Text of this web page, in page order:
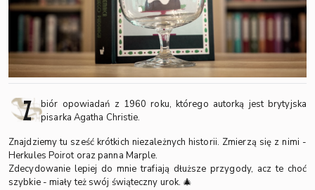
Z
biór opowiadań z 1960 roku, którego autorką jest brytyjska
pisarka Agatha Christie.
Znajdziemy tu sześć krótkich niezależnych historii. Zmierzą się z nimi -
Herkules Poirot oraz panna Marple.
Zdecydowanie lepiej do mnie trafiają dłuższe przygody, acz te choć
szybkie - miały też swój świąteczny urok. 🎄